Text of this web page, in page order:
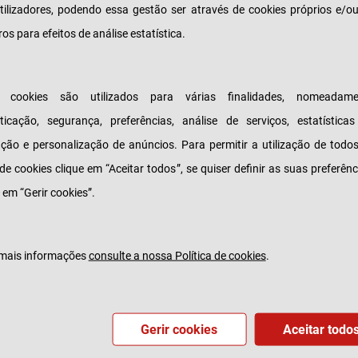
o custo e o recurso a um estabelecimento de
de dúvidas, basta ao cliente ligar
para o efeito – 217 252 343 – e agendar a
por meios digitais, durante a qual poderá ser
Covid-19, receituários ou outros exames ou
é válida até ao próximo dia 31 de março.
«assistimos a uma evolução crescente dos casos
os desafios adicionais, mas nós continuamos
por perto para ajudar os nossos clientes».
podendo essa gestão ser através de cookies próprios e/
para efeitos de análise estatística.
cookies são utilizados para várias finalidades,
segurança, preferências, análise de serviços,
e personalização de anúncios. Para permitir a utilização de
cookies clique em “Aceitar todos”, se quiser definir as suas
“Gerir cookies”.
informaçõesconsulte a nossa Política de cookies.
Gerir cookies Aceitar